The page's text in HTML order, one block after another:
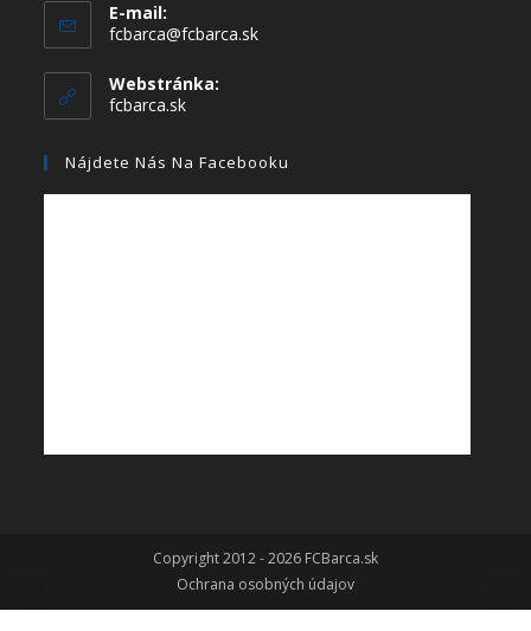
E-mail:
fcbarca@fcbarca.sk
Webstránka:
fcbarca.sk
Nájdete Nás Na Facebooku
Copyright 2012 - 2026 FCBarca.sk
Ochrana osobných údajov